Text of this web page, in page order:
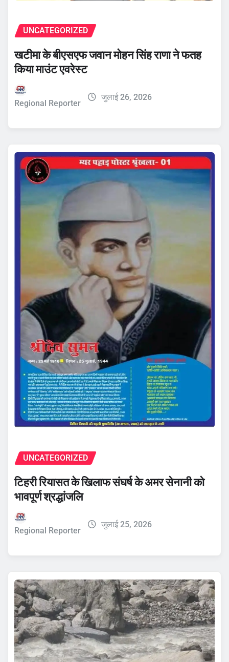
UNCATEGORIZED
खटीमा के बीएसएफ जवान मोहन सिंह राणा ने फतह
किया माउंट एवरेस्ट
Regional Reporter
जुलाई 26, 2026
UNCATEGORIZED
टिहरी रियासत के खिलाफ संघर्ष के अमर सेनानी को
भावपूर्ण श्रद्धांजलि
Regional Reporter
जुलाई 25, 2026